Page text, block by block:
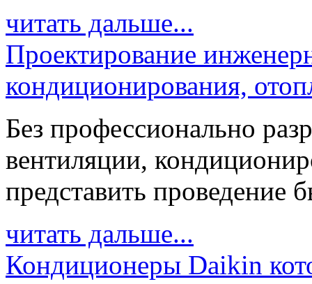
читать дальше...
Проектирование
кондиционирования,
Без профессионально
вентиляции,
представить проведение
читать дальше...
Кондиционеры Daikin